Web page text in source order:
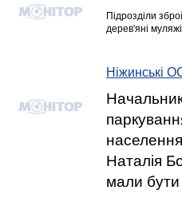
Підрозділи
дерев'яні
Ніжинські
Наталія
мали бути